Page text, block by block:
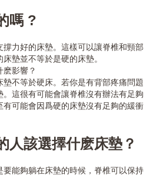
嗎 ?
力好的床墊。這樣可以讓脊椎和頸部
墊並不等於是硬的床墊。
麽影響？
不等於硬床。若你是有背部疼痛問題
這很有可能會讓脊椎沒有辦法有足夠
有可能會因爲硬的床墊沒有足夠的緩衝
人該選擇什麽床墊？
能夠躺在床墊的時候，脊椎可以保持